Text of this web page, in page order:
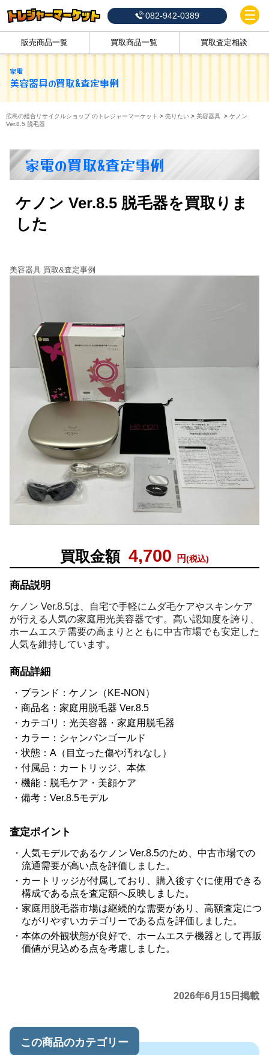
082-942-0389
販売商品一覧 買取商品一覧 買取査定相談
家電
美容器具の買取&査定事例
広島の総合リサイクルショップ のトレジャーマーケット > 売りたい > 美容器具 > ケノン
Ver.8.5 脱毛器
家電の買取&査定事例
ケノン Ver.8.5 脱毛器を買取りま
した
買取金額 4,700 円(税込)
商品説明
ケノン Ver.8.5は、自宅で手軽にムダ毛ケアやスキンケア
が行える人気の家庭用光美容器です。高い認知度を誇り、
ホームエステ需要の高まりとともに中古市場でも安定した
人気を維持しています。
商品詳細
ブランド：ケノン（KE-NON）
商品名：家庭用脱毛器 Ver.8.5
カテゴリ：光美容器・家庭用脱毛器
カラー：シャンパンゴールド
状態：A（目立った傷や汚れなし）
付属品：カートリッジ、本体
機能：脱毛ケア・美顔ケア
備考：Ver.8.5モデル
査定ポイント
人気モデルであるケノン Ver.8.5のため、中古市場での
流通需要が高い点を評価しました。
カートリッジが付属しており、購入後すぐに使用できる
構成である点を査定額へ反映しました。
家庭用脱毛器市場は継続的な需要があり、高額査定につ
ながりやすいカテゴリーである点を評価しました。
本体の外観状態が良好で、ホームエステ機器として再販
価値が見込める点を考慮しました。
2026年6月15日掲載
この商品のカテゴリー
美容器具 買取&査定事例